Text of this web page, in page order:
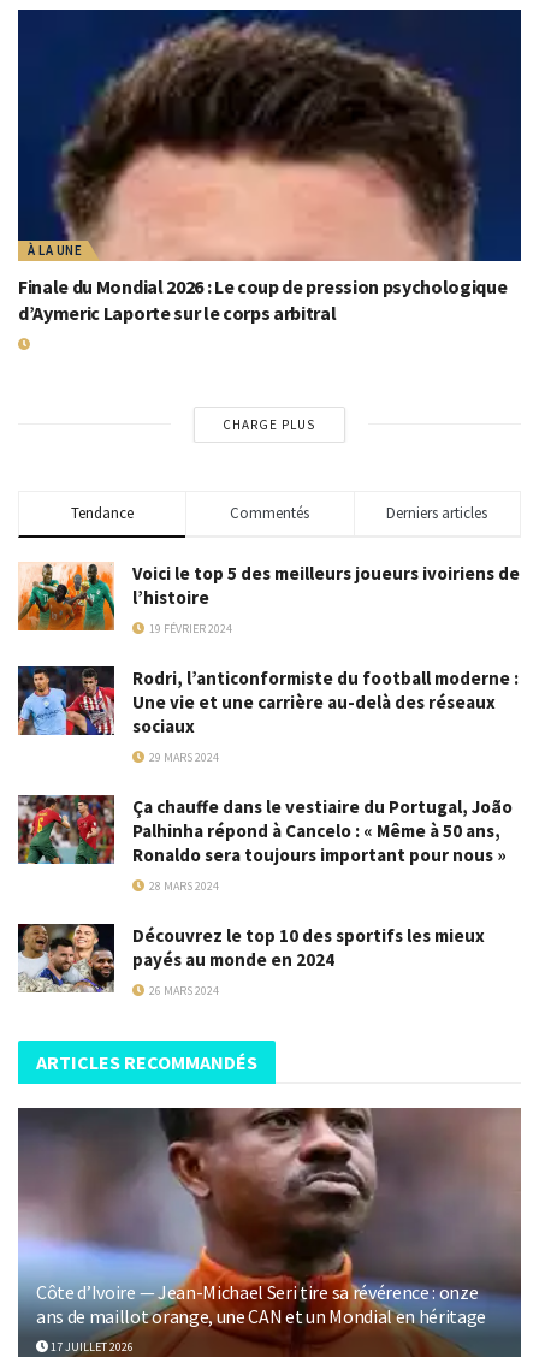
À LA UNE
Finale du Mondial 2026 : Le coup de pression psychologique
d’Aymeric Laporte sur le corps arbitral
CHARGE PLUS
Tendance Commentés Derniers articles
Voici le top 5 des meilleurs joueurs ivoiriens de
l’histoire
19 FÉVRIER 2024
Rodri, l’anticonformiste du football moderne :
Une vie et une carrière au-delà des réseaux
sociaux
29 MARS 2024
Ça chauffe dans le vestiaire du Portugal, João
Palhinha répond à Cancelo : « Même à 50 ans,
Ronaldo sera toujours important pour nous »
28 MARS 2024
Découvrez le top 10 des sportifs les mieux
payés au monde en 2024
26 MARS 2024
ARTICLES RECOMMANDÉS
Côte d’Ivoire — Jean-Michael Seri tire sa révérence : onze
ans de maillot orange, une CAN et un Mondial en héritage
17 JUILLET 2026